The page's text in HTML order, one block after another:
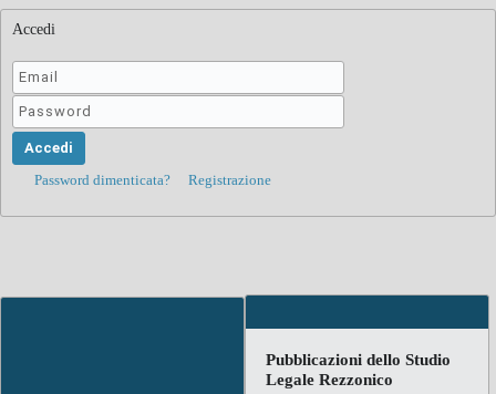
Accedi
Password dimenticata? Registrazione
Pubblicazioni dello Studio
Legale Rezzonico